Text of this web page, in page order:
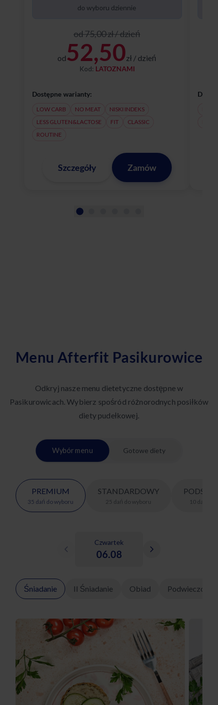
do wyboru dziennie
od 75,00 zł / dzień
od52,50zł / dzień
Kod: LATOZNAMI
Dostępne warianty:
LOW CARB NO MEAT
NISKI INDEKS
LESS GLUTEN&LACTOSE
FIT
CLASSIC
ROUTINE
Szczegóły Zamów
Menu Afterfit Pasikurowice
Odkryj nasze menu dietetyczne dostępne w
Pasikurowicach. Wybierz spośród różnorodnych posiłków
diety pudełkowej.
Wybór menu Gotowe diety
PREMIUM
35 dań do wyboru
STANDARDOWY
25 dań do wyboru 10 dań
Czwartek
06.08
Śniadanie II Śniadanie Obiad Podwieczorek